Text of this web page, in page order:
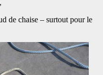
de chaise – surtout pour le